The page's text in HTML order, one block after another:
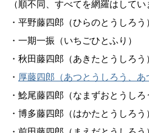
（順不同、すべてを網羅はしてい
・平野藤四郎（ひらのとうしろう
・一期一振（いちごひとふり）
・秋田藤四郎（あきたとうしろう
・ 厚藤四郎（あつとうしろう、あ
・鯰尾藤四郎（なまずおとうしろ
・博多藤四郎（はかたとうしろう